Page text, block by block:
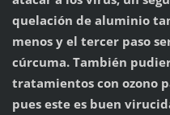
quelación de aluminio
menos y el tercer paso
cúrcuma. También
tratamientos con ozono
pues este es buen